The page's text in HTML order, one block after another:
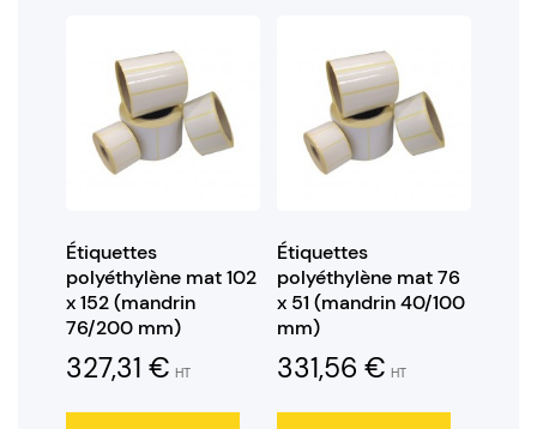
Étiquettes
polyéthylène mat 102
x 152 (mandrin
76/200 mm)
327,31 € HT
Étiquettes
polyéthylène mat 76
x 51 (mandrin 40/100
mm)
331,56 € HT